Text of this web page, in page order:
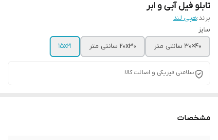
تابلو فیل آبی و ابر
برند:هپی لند
سایز
40×30 سانتی متر
20x30 سانتی متر 15x21
سلامتی فیزیکی و اصالت کالا
مشخصات